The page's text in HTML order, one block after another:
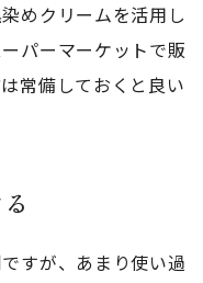
めクリームを活用し
パーマーケットで販
常備しておくと良い
すが、あまり使い過